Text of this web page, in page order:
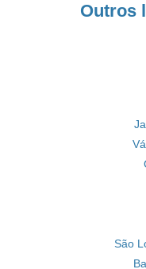
Outros
São